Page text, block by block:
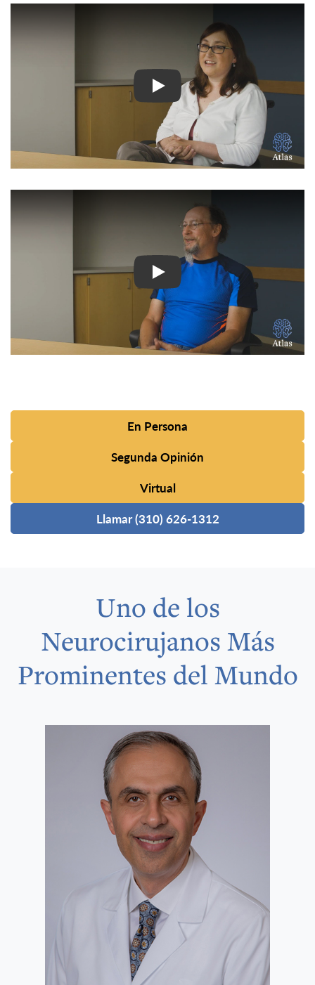
En Persona
Segunda Opinión
Virtual
Llamar (310) 626-1312
Uno de los
Neurocirujanos Más
Prominentes del Mundo